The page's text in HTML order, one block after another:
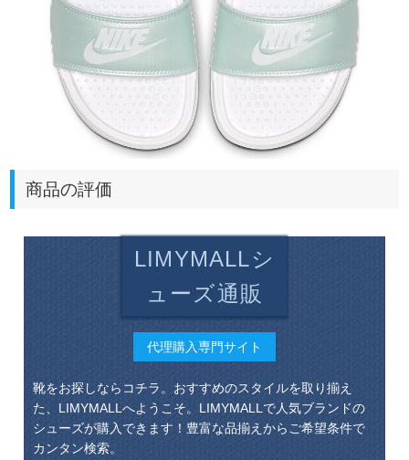
商品の評価
LIMYMALLシ
ューズ通販
代理購入専門サイト
靴をお探しならコチラ。おすすめのスタイルを取り揃え
た、LIMYMALLへようこそ。LIMYMALLで人気ブランドの
シューズが購入できます！豊富な品揃えからご希望条件で
カンタン検索。